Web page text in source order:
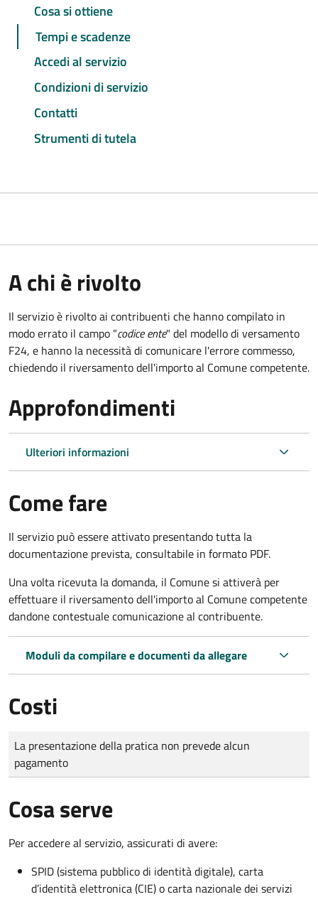
Cosa si ottiene
Tempi e scadenze
Accedi al servizio
Condizioni di servizio
Contatti
Strumenti di tutela
A chi è rivolto
Il servizio è rivolto ai contribuenti che hanno compilato in
modo errato il campo "codice ente" del modello di versamento
F24, e hanno la necessità di comunicare l'errore commesso,
chiedendo il riversamento dell'importo al Comune competente.
Approfondimenti
Ulteriori informazioni
Come fare
Il servizio può essere attivato presentando tutta la
documentazione prevista, consultabile in formato PDF.
Una volta ricevuta la domanda, il Comune si attiverà per
effettuare il riversamento dell'importo al Comune competente
dandone contestuale comunicazione al contribuente.
Moduli da compilare e documenti da allegare
Costi
Tipo di pagamento
Importo
La presentazione della pratica non prevede alcun
pagamento
Cosa serve
Per accedere al servizio, assicurati di avere:
SPID (sistema pubblico di identità digitale), carta
d’identità elettronica (CIE) o carta nazionale dei servizi